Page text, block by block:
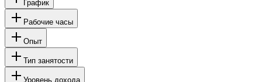
График
Рабочие часы
Опыт
Тип занятости
Уровень дохода